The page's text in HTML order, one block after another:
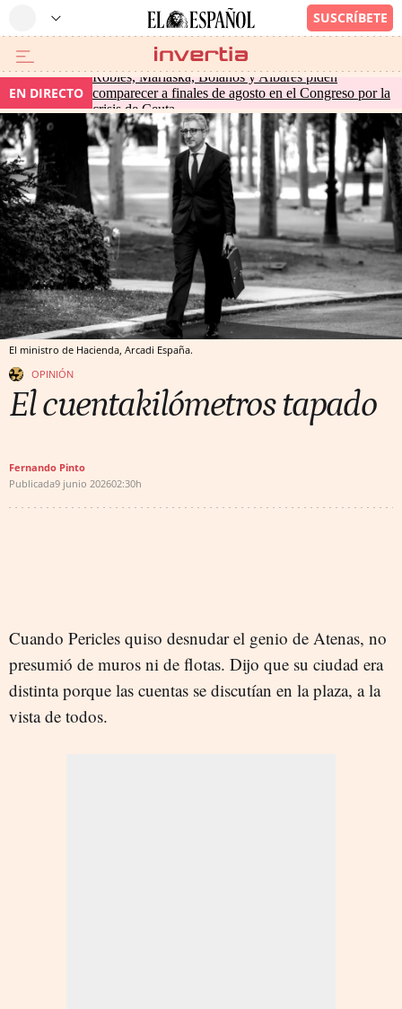
EN DIRECTO
Robles, Marlaska, Bolaños y Albares piden
comparecer a finales de agosto en el Congreso por la
crisis de Ceuta
El ministro de Hacienda, Arcadi España.
OPINIÓN
El cuentakilómetros tapado
Fernando Pinto
Publicada9 junio 202602:30h
Cuando Pericles quiso desnudar el genio de Atenas, no
presumió de muros ni de flotas. Dijo que su ciudad era
distinta porque las cuentas se discutían en la plaza, a la
vista de todos.